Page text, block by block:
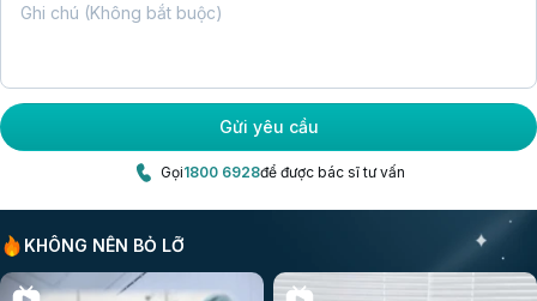
Gửi yêu cầu
Gọi1800 6928để được bác sĩ tư vấn
KHÔNG NÊN BỎ LỠ